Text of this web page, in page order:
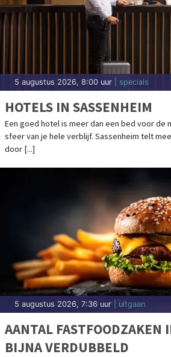
5 augustus 2026, 8:00 uur | specials
HOTELS IN SASSENHEIM
Een goed hotel is meer dan een bed voor de
sfeer van je hele verblijf. Sassenheim telt
door [...]
5 augustus 2026, 7:36 uur | uitgaan
AANTAL FASTFOODZAKEN
BIJNA VERDUBBELD